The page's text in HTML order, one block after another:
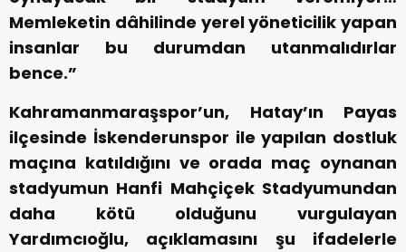
Memleketin dâhilinde yerel yöneticilik yapan
insanlar bu durumdan utanmalıdırlar
bence.”
Kahramanmaraşspor’un, Hatay’ın Payas
ilçesinde İskenderunspor ile yapılan dostluk
maçına katıldığını ve orada maç oynanan
stadyumun Hanfi Mahçiçek Stadyumundan
daha kötü olduğunu vurgulayan
Yardımcıoğlu, açıklamasını şu ifadelerle